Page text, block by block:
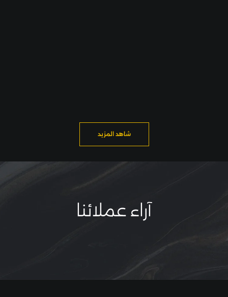
شاهد المزيد
آراء عملائنا